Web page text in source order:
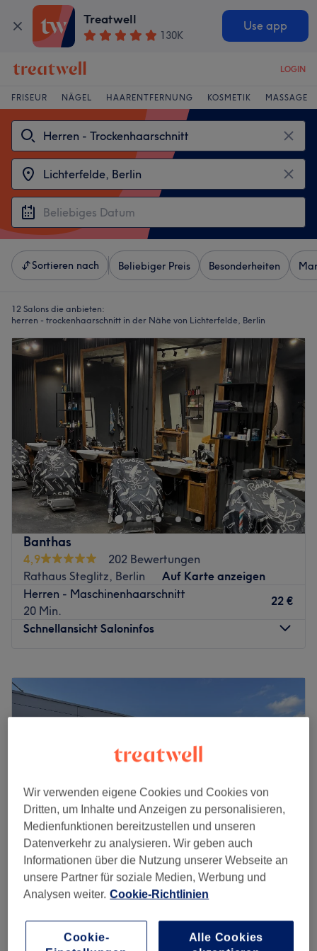
Treatwell
130K
Use app
LOGIN
FRISEUR NÄGEL HAARENTFERNUNG KOSMETIK MASSAGE
Sortieren nach Beliebiger Preis Besonderheiten
12 Salons die anbieten:
herren - trockenhaarschnitt in der Nähe von Lichterfelde, Berlin
Banthas
4,9
202 Bewertungen
Rathaus Steglitz, Berlin
Auf Karte anzeigen
Herren - Maschinenhaarschnitt
20 Min.
22 €
Schnellansicht Saloninfos
Mittwoch
19:00
Donnerstag
09:00–19:00
Banthas ist ein renommierter Friseursalon, der sich in der
pulsierenden Stadt Berlin befindet. Dieser Salon ist ein
Ort, der sich durch seinen einzigartigen Stil und seine
hochwertigen Dienstleistungen auszeichnet.
Nächste öffentliche Verkehrsmittel:
Die Haltestelle Rathaus Steglitz befindet sich nur 4
Das Team
Friseur am Truman Plaza, Berlin
4,8
442 Bewertungen
Herren - Maschinenhaarschnitt
Wir verwenden eigene Cookies und Cookies von
Dritten, um Inhalte und Anzeigen zu personalisieren,
Medienfunktionen bereitzustellen und unseren
Datenverkehr zu analysieren. Wir geben auch
Informationen über die Nutzung unserer Webseite an
unsere Partner für soziale Medien, Werbung und
Analysen weiter. Cookie-Richtlinien
Cookie-
Alle Cookies